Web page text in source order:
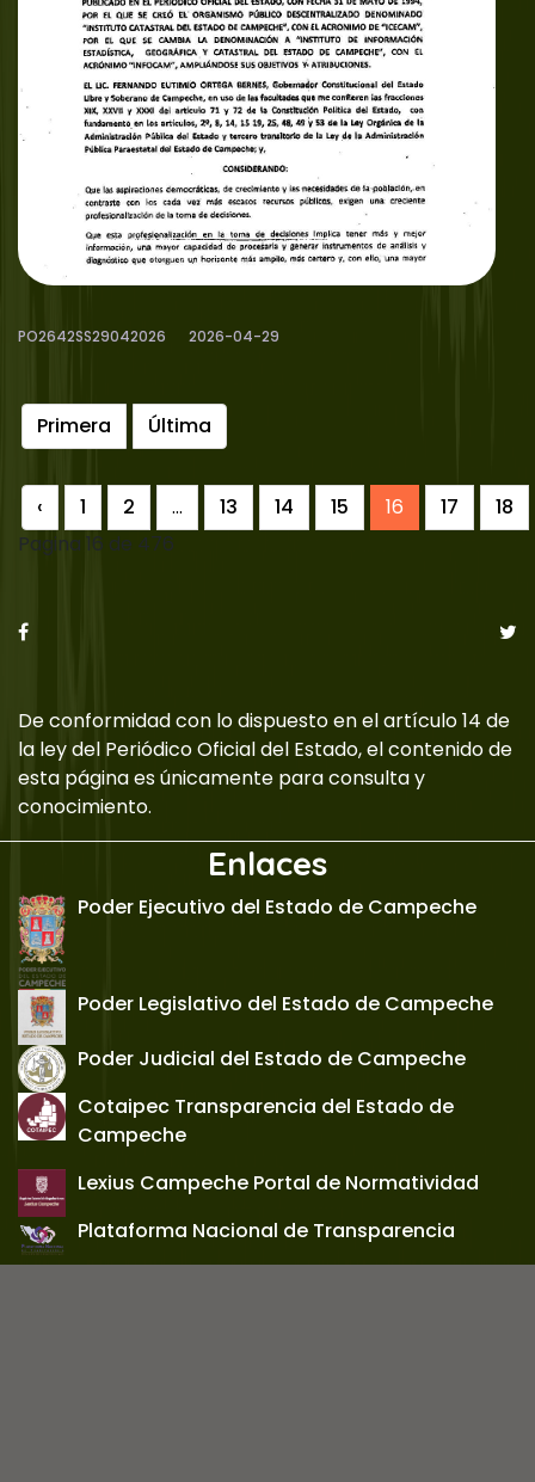
PO2642SS29042026 2026-04-29
Primera Última
‹ 1 2 ... 13 14 15 16 17
18
Pagina 16 de 476
De conformidad con lo dispuesto en el artículo 14 de
la ley del Periódico Oficial del Estado, el contenido de
esta página es únicamente para consulta y
conocimiento.
Enlaces
Poder Ejecutivo del Estado de Campeche
Poder Legislativo del Estado de Campeche
Poder Judicial del Estado de Campeche
Cotaipec Transparencia del Estado de
Campeche
Lexius Campeche Portal de Normatividad
Plataforma Nacional de Transparencia